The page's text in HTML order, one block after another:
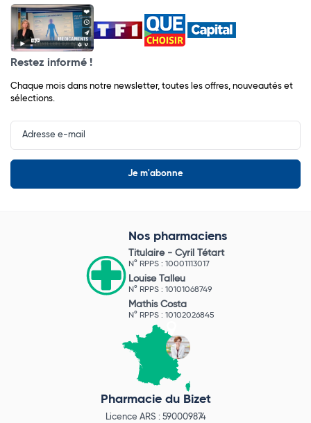
Restez informé !
Chaque mois dans notre newsletter, toutes les offres, nouveautés et
sélections.
Input
Newsletter
Nos pharmaciens
Titulaire - Cyril Tétart
N° RPPS : 10001113017
Louise Talleu
N° RPPS : 10101068749
Mathis Costa
N° RPPS : 10102026845
Pharmacie du Bizet
Licence ARS : 590009874